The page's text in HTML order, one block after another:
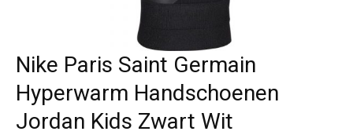
Nike Paris Saint Germain
Hyperwarm Handschoenen
Jordan Kids Zwart Wit